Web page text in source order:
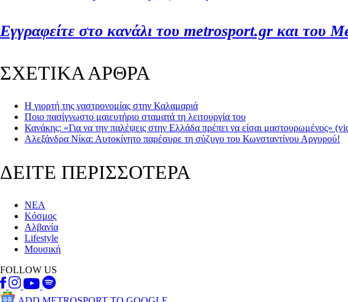
Εγγραφείτε στο κανάλι του metrosport.gr και του
ΣΧΕΤΙΚΑ ΑΡΘΡΑ
Η γιορτή της γαστρονομίας στην Καλαμαριά
Ποιο πασίγνωστο μαιευτήριο σταματά τη λειτουργία του
Κανάκης: «Για να την παλέψεις στην Ελλάδα πρέπει να είσαι μαστουρωμένος»
Αλεξάνδρα Νίκα: Αυτοκίνητο παρέσυρε τη σύζυγο του Κωνσταντίνου Αργυρού!
ΔΕΙΤΕ ΠΕΡΙΣΣΟΤΕΡΑ
ΝΕΑ
Κόσμος
Αλβανία
Lifestyle
Μουσική
FOLLOW US